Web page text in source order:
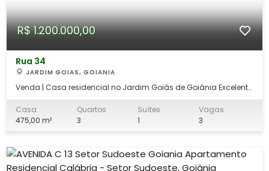
R$ 1.200.000,00
Rua 34
JARDIM GOIAS, GOIANIA
Venda | Casa residencial no Jardim Goiás de Goiânia Excelente
Arena e com fácil acesso à BR-153, proporcionando praticidade
para o dia a dia e rápida mobilidade para diversas regiões da
Casa
475,00 m²
Quartos
3
Suítes
1
Vagas
3